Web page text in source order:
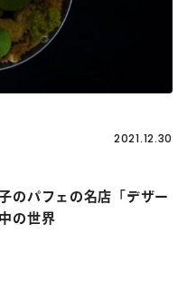
2021.12.30
のパフェの名店「デザー
の世界